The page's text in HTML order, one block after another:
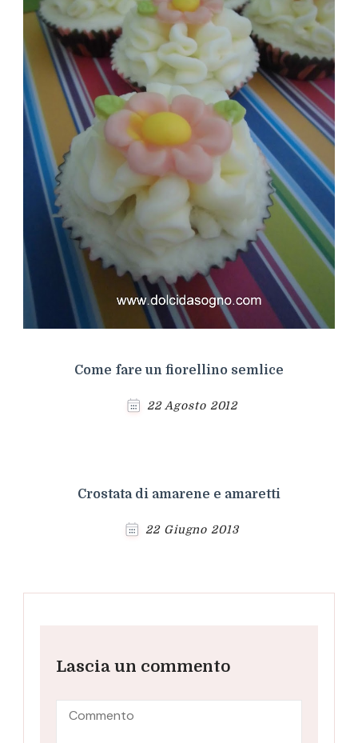
Come fare un fiorellino semlice
22 Agosto 2012
Crostata di amarene e amaretti
22 Giugno 2013
Lascia un commento